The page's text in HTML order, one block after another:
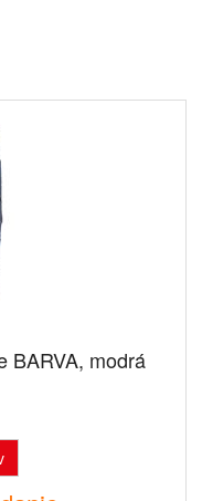
BARVA, modrá